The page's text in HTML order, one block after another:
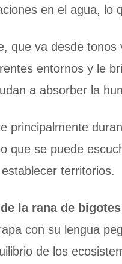
en el agua, lo
que va desde
entornos y le
a absorber la
principalmente
se puede
territorios.
la rana de bigotes
con su lengua
de los